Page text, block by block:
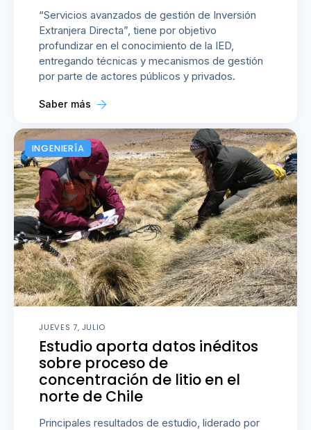
“Servicios avanzados de gestión de Inversión
Extranjera Directa”, tiene por objetivo
profundizar en el conocimiento de la IED,
entregando técnicas y mecanismos de gestión
por parte de actores públicos y privados.
Saber más
INGENIERÍA
JUEVES 7, JULIO
Estudio aporta datos inéditos
sobre proceso de
concentración de litio en el
norte de Chile
Principales resultados de estudio, liderado por